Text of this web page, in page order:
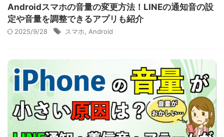
Androidスマホの音量の変更方法！LINEの通知音の設
定や音量を調整できるアプリも紹介
2025/9/28 スマホ Android